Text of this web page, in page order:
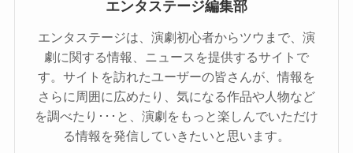
エンタステージ編集部
エンタステージは、演劇初心者からツウまで、演
劇に関する情報、ニュースを提供するサイトで
す。サイトを訪れたユーザーの皆さんが、情報を
さらに周囲に広めたり、気になる作品や人物など
を調べたり･･･と、演劇をもっと楽しんでいただけ
る情報を発信していきたいと思います。